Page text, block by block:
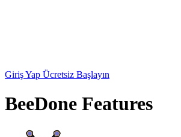
Giriş Yap Ücretsiz Başlayın
BeeDone Features